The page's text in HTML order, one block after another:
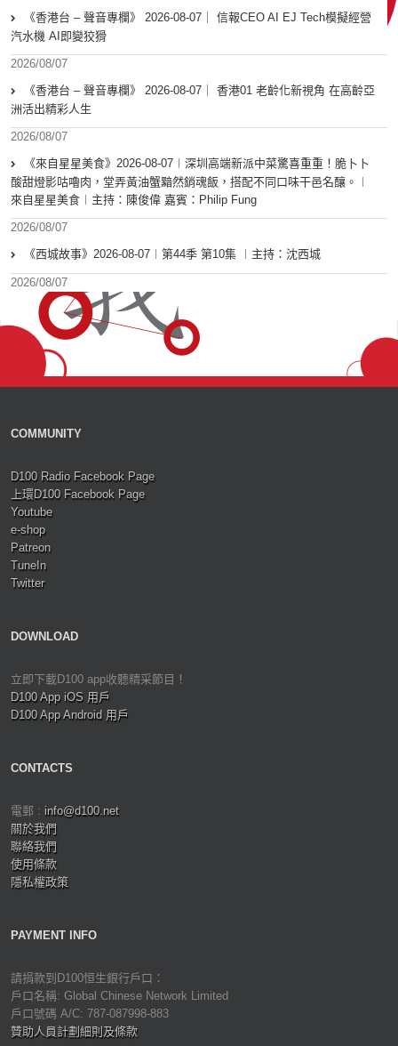
《香港台 – 聲音專欄》 2026-08-07｜ 信報CEO AI EJ Tech模擬經營
汽水機 AI即變狡猾
2026/08/07
《香港台 – 聲音專欄》 2026-08-07｜ 香港01 老齡化新視角 在高齡亞
洲活出精彩人生
2026/08/07
《來自星星美食》2026-08-07︱深圳高端新派中菜驚喜重重！脆卜卜
酸甜燈影咕嚕肉，堂弄黃油蟹黯然銷魂飯，搭配不同口味干邑名釀。︱
來自星星美食︱主持：陳俊偉 嘉賓：Philip Fung
2026/08/07
《西城故事》2026-08-07︱第44季 第10集 ︱主持：沈西城
2026/08/07
COMMUNITY
D100 Radio Facebook Page
上環D100 Facebook Page
Youtube
e-shop
Patreon
TuneIn
Twitter
DOWNLOAD
立即下載D100 app收聽精采節目！
D100 App iOS 用戶
D100 App Android 用戶
CONTACTS
電郵 : info@d100.net
關於我們
聯絡我們
使用條款
隱私權政策
PAYMENT INFO
請捐款到D100恒生銀行戶口：
戶口名稱: Global Chinese Network Limited
戶口號碼 A/C: 787-087998-883
贊助人員計劃細則及條款